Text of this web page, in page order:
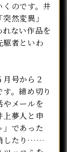
のです。井
然変異」
ない作品を
駆者といわ
号から２
。締め切り
やメールを
上夢人と申
」であった
したり……